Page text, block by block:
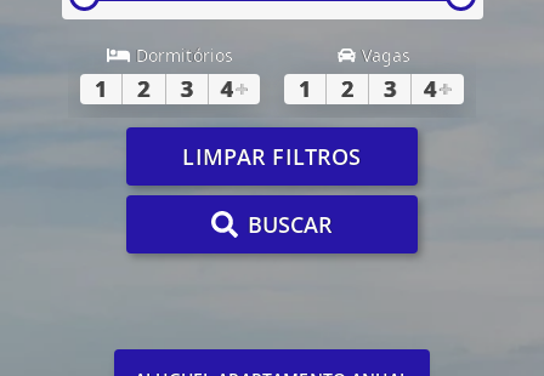
Dormitórios
1 2 3 4+
Vagas
1 2 3 4+
LIMPAR FILTROS
BUSCAR